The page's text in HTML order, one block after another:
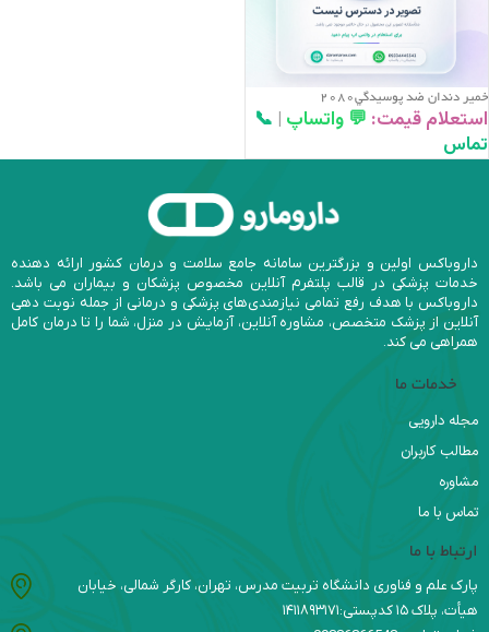
خمير دندان ضد پوسيدگي2080
استعلام قیمت: 💬 واتساپ |
📞
تماس
داروباکس اولین و بزرگترین سامانه جامع سلامت و درمان کشور ارائه دهنده
خدمات پزشکی در قالب پلتفرم آنلاین مخصوص پزشکان و بیماران می باشد.
داروباکس با هدف رفع تمامی نیازمندی‌های پزشکی و درمانی از جمله نوبت دهی
آنلاین از پزشک متخصص، مشاوره آنلاین، آزمایش در منزل، شما را تا درمان کامل
همراهی می کند.
خدمات ما
مجله دارویی
مطالب کاربران
مشاوره
تماس با ما
ارتباط با ما
پارک علم و فناوری دانشگاه تربیت مدرس، تهران، کارگر شمالی، خیابان
هیأت، پلاک ۱۵ کدپستی:۱۴۱۱۸۹۳۱۷۱